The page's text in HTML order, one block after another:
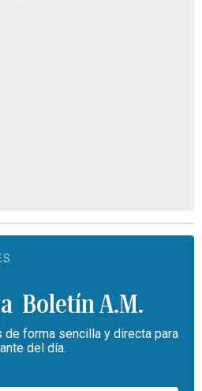
Boletín A.M.
de forma sencilla y directa para
del día.